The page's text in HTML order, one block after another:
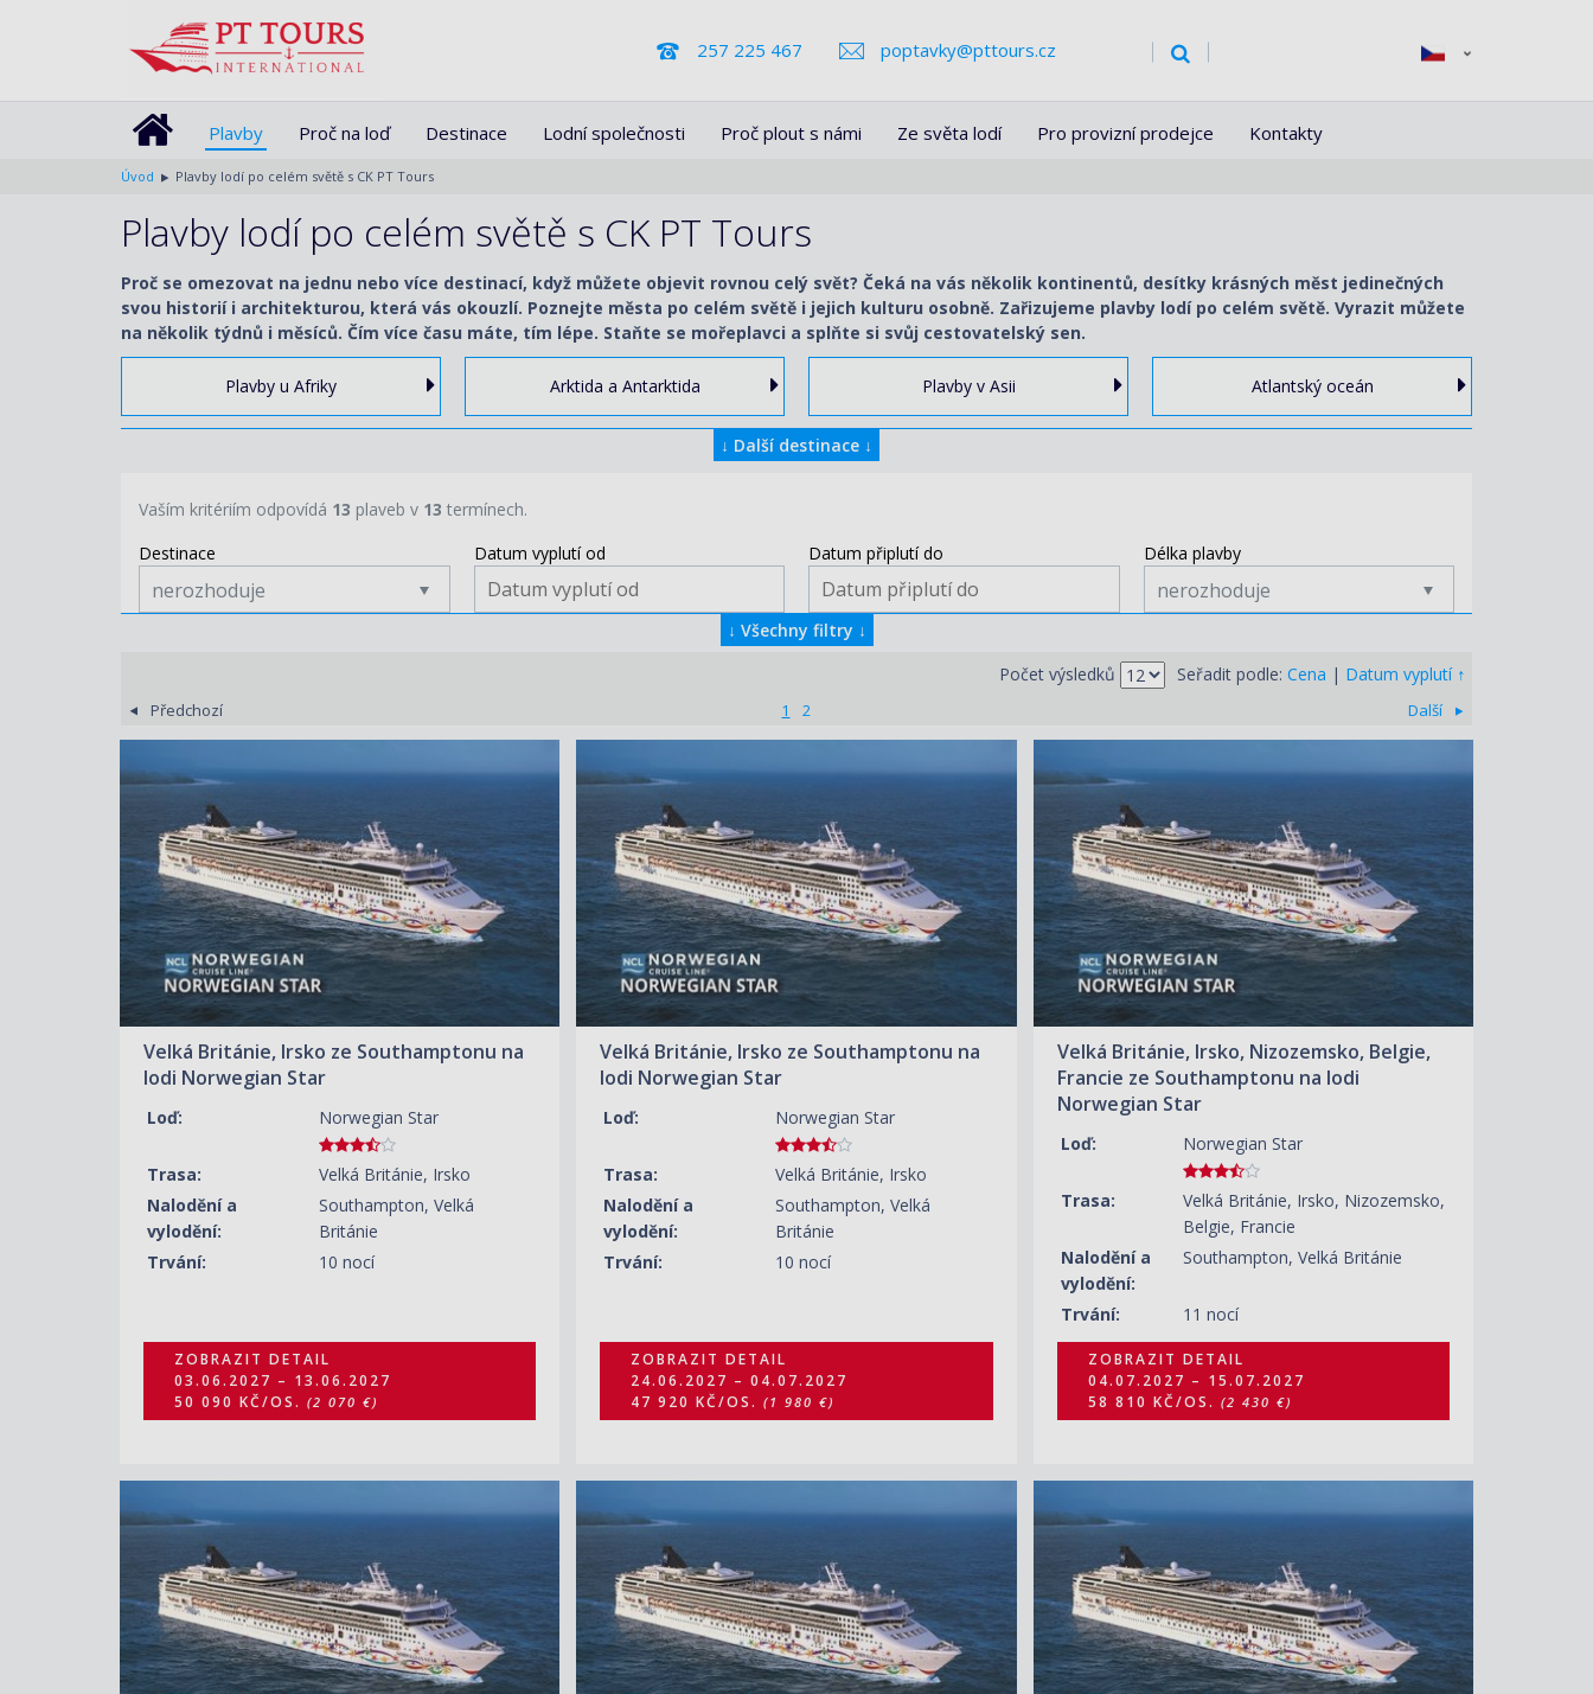
257 225 467 poptavky@pttours.cz
Plavby Proč na loď Destinace Lodní společnosti Proč plout s námi Ze světa lodí Pro provizní prodejce Kontakty
Úvod Plavby lodí po celém světě s CK PT Tours
Plavby lodí po celém světě s CK PT Tours
Proč se omezovat na jednu nebo více destinací, když můžete objevit rovnou celý svět? Čeká na vás několik kontinentů, desítky krásných měst jedinečných
svou historií i architekturou, která vás okouzlí. Poznejte města po celém světě i jejich kulturu osobně. Zařizujeme plavby lodí po celém světě. Vyrazit můžete
na několik týdnů i měsíců. Čím více času máte, tím lépe. Staňte se mořeplavci a splňte si svůj cestovatelský sen.
Plavby u Afriky Arktida a Antarktida Plavby v Asii Atlantský oceán
↓ Další destinace ↓
Vaším kritériím odpovídá 13 plaveb v 13 termínech.
Destinace
nerozhoduje
Datum vyplutí od Datum připlutí do Délka plavby
nerozhoduje
↓ Všechny filtry ↓
Seřadit podle: Cena | Datum vyplutí ↑
Počet výsledků
Předchozí 1 2 Další
Velká Británie, Irsko ze Southamptonu na
lodi Norwegian Star
Loď: Norwegian Star
Trasa:
Velká Británie, Irsko
Nalodění a
vylodění:
Southampton, Velká
Británie
Trvání:
10 nocí
ZOBRAZIT DETAIL
50 090 KČ/OS.
(2 070 €)
ZOBRAZIT DETAIL
03.06.2027 – 13.06.2027
50 090 KČ/OS. (2 070 €)
Velká Británie, Irsko ze Southamptonu na
lodi Norwegian Star
Loď: Norwegian Star
Trasa:
Velká Británie, Irsko
Nalodění a
vylodění:
Southampton, Velká
Británie
Trvání:
10 nocí
ZOBRAZIT DETAIL
47 920 KČ/OS.
(1 980 €)
ZOBRAZIT DETAIL
24.06.2027 – 04.07.2027
47 920 KČ/OS.(1 980 €)
Velká Británie, Irsko, Nizozemsko, Belgie,
Francie ze Southamptonu na lodi
Norwegian Star
Loď: Norwegian Star
Trasa:
Velká Británie, Irsko, Nizozemsko,
Belgie, Francie
Nalodění a
vylodění:
Southampton, Velká Británie
Trvání: 11 nocí
ZOBRAZIT DETAIL
58 810 KČ/OS.
(2 430 €)
ZOBRAZIT DETAIL
04.07.2027 – 15.07.2027
58 810 KČ/OS. (2 430 €)
ZOBRAZIT DETAIL
46 830 KČ/OS.
(1 935 €)
ZOBRAZIT DETAIL
58 810 KČ/OS.
(2 430 €)
ZOBRAZIT DETAIL
44 170 KČ/OS.
(1 825 €)